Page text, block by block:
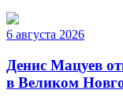
6 августа 2026
Денис Мацуев
в Великом